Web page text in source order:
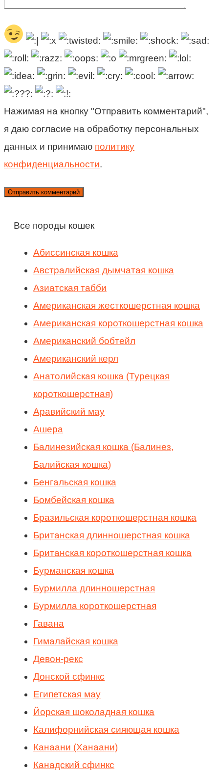
Нажимая на кнопку "Отправить комментарий",
я даю согласие на обработку персональных
данных и принимаю политику
конфиденциальности.
Все породы кошек
Абиссинская кошка
Австралийская дымчатая кошка
Азиатская табби
Американская жесткошерстная кошка
Американская короткошерстная кошка
Американский бобтейл
Американский керл
Анатолийская кошка (Турецкая
короткошерстная)
Аравийский мау
Ашера
Балинезийская кошка (Балинез,
Балийская кошка)
Бенгальская кошка
Бомбейская кошка
Бразильская короткошерстная кошка
Британская длинношерстная кошка
Британская короткошерстная кошка
Бурманская кошка
Бурмилла длинношерстная
Бурмилла короткошерстная
Гавана
Гималайская кошка
Девон-рекс
Донской сфинкс
Египетская мау
Йорская шоколадная кошка
Калифорнийская сияющая кошка
Канаани (Ханаани)
Канадский сфинкс